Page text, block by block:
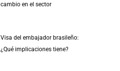
cambio en el sector
Visa del embajador brasileño:
¿Qué implicaciones tiene?